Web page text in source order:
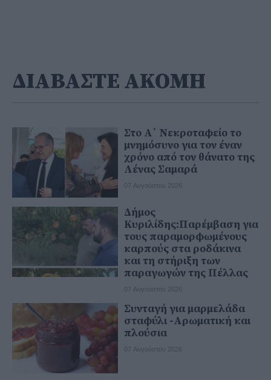
ΔΙΑΒΑΣΤΕ ΑΚΟΜΗ
Στο Α΄ Νεκροταφείο το
μνημόσυνο για τον έναν
χρόνο από τον θάνατο της
Λένας Σαμαρά
07 Αυγούστου 2026
Δήμος
Κυριλίδης:Παρέμβαση για
τους παραμορφωμένους
καρπούς στα ροδάκινα
και τη στήριξη των
παραγωγών της Πέλλας
07 Αυγούστου 2026
Συνταγή για μαρμελάδα
σταφύλι -Αρωματική και
πλούσια
07 Αυγούστου 2026